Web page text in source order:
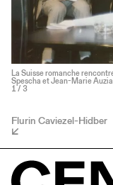
La Suisse romanche
Spescha et Jean-Marie
1/ 3
Flurin Caviezel-Hidber